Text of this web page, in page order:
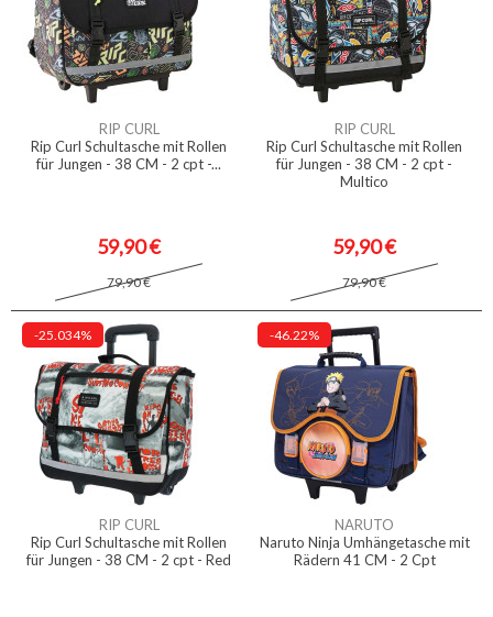
RIP CURL
Rip Curl Schultasche mit Rollen
für Jungen - 38 CM - 2 cpt -...
59,90 €
79,90 €
RIP CURL
Rip Curl Schultasche mit Rollen
für Jungen - 38 CM - 2 cpt -
Multico
59,90 €
79,90 €
-25.034%
RIP CURL
Rip Curl Schultasche mit Rollen
für Jungen - 38 CM - 2 cpt - Red
-46.22%
NARUTO
Naruto Ninja Umhängetasche mit
Rädern 41 CM - 2 Cpt